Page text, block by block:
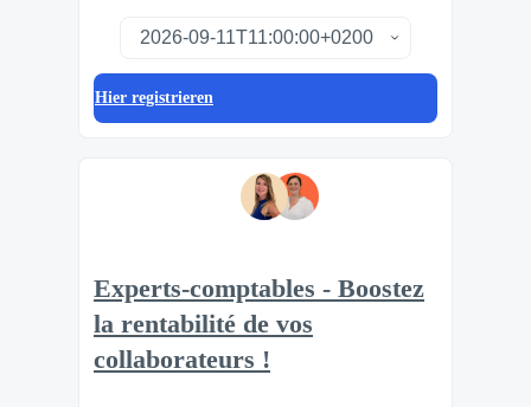
Hier registrieren
Experts-comptables - Boostez
la rentabilité de vos
collaborateurs !